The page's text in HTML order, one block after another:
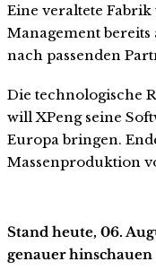
Eine veraltete Fabrik
Management
nach passenden
Die technologische
will XPeng seine
Europa bringen.
Massenproduktion
Stand heute, 06.
genauer hinschauen